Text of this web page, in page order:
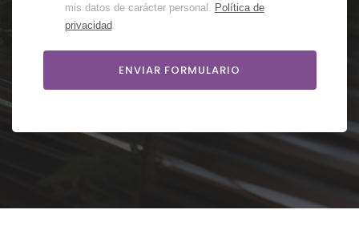
mis datos de carácter personal. Política de
privacidad.